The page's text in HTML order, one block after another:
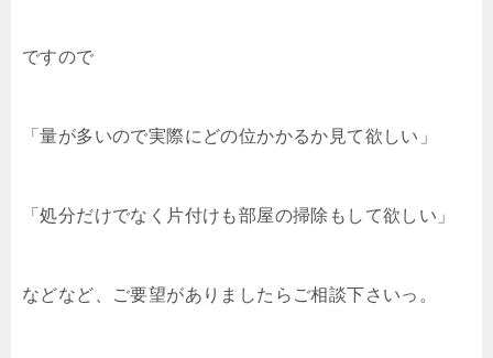
ですので
「量が多いので実際にどの位かかるか見て欲しい」
「処分だけでなく片付けも部屋の掃除もして欲しい」
などなど、ご要望がありましたらご相談下さいっ。